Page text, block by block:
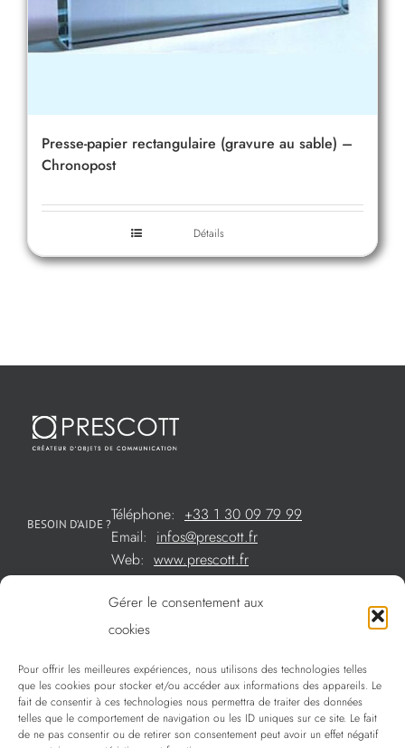
Gérer le consentement aux
cookies
Pour offrir les meilleures expériences, nous utilisons des technologies telles
que les cookies pour stocker et/ou accéder aux informations des appareils. Le
fait de consentir à ces technologies nous permettra de traiter des données
telles que le comportement de navigation ou les ID uniques sur ce site. Le fait
de ne pas consentir ou de retirer son consentement peut avoir un effet négatif
Presse-papier rectangulaire (gravure au sable) –
Chronopost
Détails
BESOIN D’AIDE ?Téléphone: +33 1 30 09 79 99
Email: infos@prescott.fr
Web: www.prescott.fr
SOMMAIRE
Créations métal sur mesure
La sélection Prescott
Services